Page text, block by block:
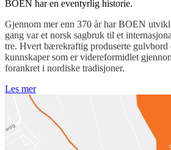
BOEN har en eventyrlig historie.
Gjennom mer enn 370 år har BOEN
gang var et norsk sagbruk til et
tre. Hvert bærekraftig produserte gulvbord
kunnskaper som er videreformidlet
forankret i nordiske tradisjoner.
Les mer